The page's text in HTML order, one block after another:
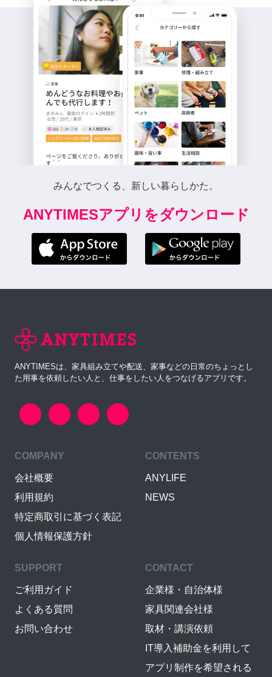
みんなでつくる、新しい暮らしかた。
ANYTIMESアプリをダウンロード
ANYTIMESは、家具組み立てや配送、家事などの日常のちょっとし
た用事を依頼したい人と、仕事をしたい人をつなげるアプリです。
COMPANY
会社概要
利用規約
特定商取引に基づく表記
個人情報保護方針
CONTENTS
ANYLIFE
NEWS
SUPPORT
ご利用ガイド
よくある質問
お問い合わせ
CONTACT
企業様・自治体様
家具関連会社様
取材・講演依頼
IT導入補助金を利用して
アプリ制作を希望される